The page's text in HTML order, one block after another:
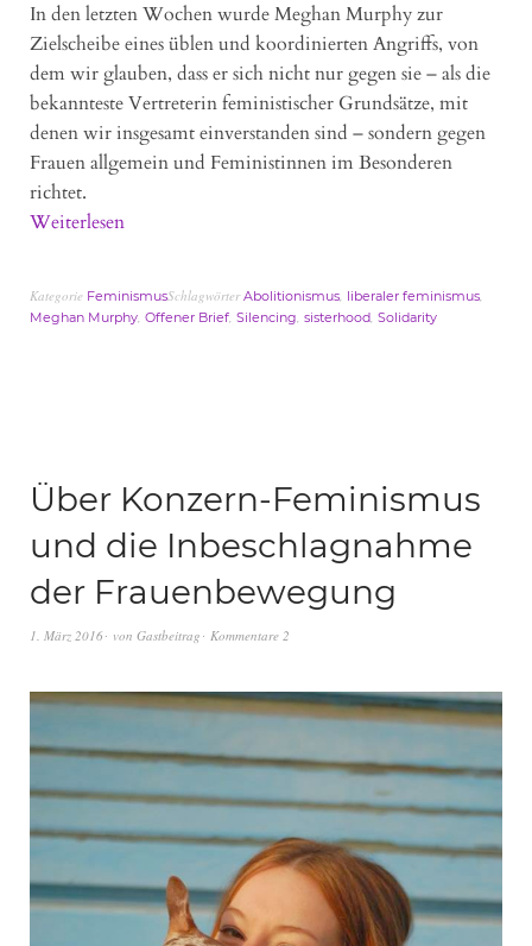
In den letzten Wochen wurde Meghan Murphy zur
Zielscheibe eines üblen und koordinierten Angriffs, von
dem wir glauben, dass er sich nicht nur gegen sie – als die
bekannteste Vertreterin feministischer Grundsätze, mit
denen wir insgesamt einverstanden sind – sondern gegen
Frauen allgemein und Feministinnen im Besonderen
richtet.
Weiterlesen
Kategorie FeminismusSchlagwörterAbolitionismus liberaler feminismus
Meghan Murphy Offener Brief Silencing sisterhood Solidarity
Über Konzern-Feminismus
und die Inbeschlagnahme
der Frauenbewegung
1. März 2016 von Gastbeitrag Kommentare 2